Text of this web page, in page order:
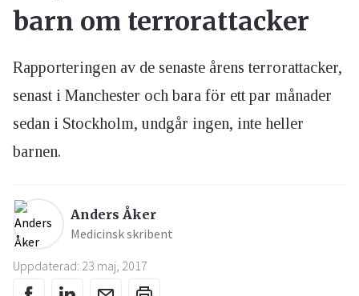
barn om terrorattacker
Rapporteringen av de senaste årens terrorattacker,
senast i Manchester och bara för ett par månader
sedan i Stockholm, undgår ingen, inte heller
barnen.
Anders Åker
Medicinsk skribent
Uppdaterad: 23 maj, 2017